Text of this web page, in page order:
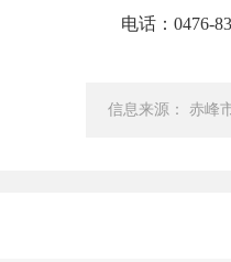
电话：0476-
信息来源： 赤峰